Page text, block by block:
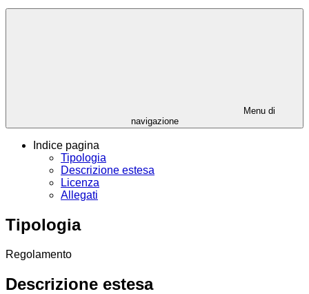
Menu di
navigazione
Indice pagina
Tipologia
Descrizione estesa
Licenza
Allegati
Tipologia
Regolamento
Descrizione estesa